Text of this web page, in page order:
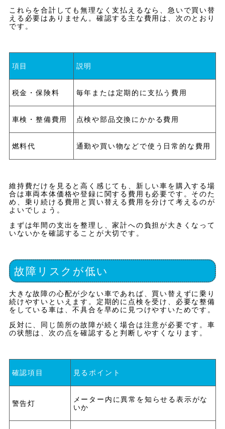
これらを合計しても無理なく支払えるなら、急いで買い替
える必要はありません。確認する主な費用は、次のとおり
です。
項目 説明
税金・保険料 毎年または定期的に支払う費用
車検・整備費用 点検や部品交換にかかる費用
燃料代 通勤や買い物などで使う日常的な費用
維持費だけを見ると高く感じても、新しい車を購入する場
合は車両本体価格や登録に関する費用も必要です。そのた
め、乗り続ける費用と買い替える費用を分けて考えるのが
よいでしょう。
まずは年間の支出を整理し、家計への負担が大きくなって
いないかを確認することが大切です。
故障リスクが低い
大きな故障の心配が少ない車であれば、買い替えずに乗り
続けやすいといえます。定期的に点検を受け、必要な整備
をしている車は、不具合を早めに見つけやすいためです。
反対に、同じ箇所の故障が続く場合は注意が必要です。車
の状態は、次の点を確認すると判断しやすくなります。
確認項目 見るポイント
警告灯
メーター内に異常を知らせる表示がな
いか